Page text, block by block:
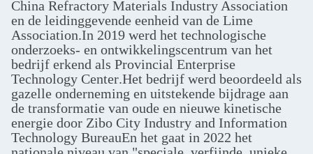
China Refractory Materials Industry Association
en de leidinggevende eenheid van de Lime
Association.In 2019 werd het technologische
onderzoeks- en ontwikkelingscentrum van het
bedrijf erkend als Provincial Enterprise
Technology Center.Het bedrijf werd beoordeeld als
gazelle onderneming en uitstekende bijdrage aan
de transformatie van oude en nieuwe kinetische
energie door Zibo City Industry and Information
Technology BureauEn het gaat in 2022 het